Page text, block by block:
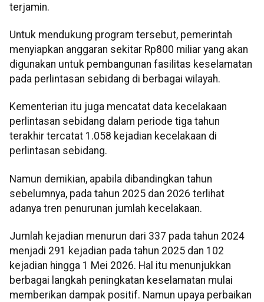
terjamin.
Untuk mendukung program tersebut, pemerintah
menyiapkan anggaran sekitar Rp800 miliar yang akan
digunakan untuk pembangunan fasilitas keselamatan
pada perlintasan sebidang di berbagai wilayah.
Kementerian itu juga mencatat data kecelakaan
perlintasan sebidang dalam periode tiga tahun
terakhir tercatat 1.058 kejadian kecelakaan di
perlintasan sebidang.
Namun demikian, apabila dibandingkan tahun
sebelumnya, pada tahun 2025 dan 2026 terlihat
adanya tren penurunan jumlah kecelakaan.
Jumlah kejadian menurun dari 337 pada tahun 2024
menjadi 291 kejadian pada tahun 2025 dan 102
kejadian hingga 1 Mei 2026. Hal itu menunjukkan
berbagai langkah peningkatan keselamatan mulai
memberikan dampak positif. Namun upaya perbaikan